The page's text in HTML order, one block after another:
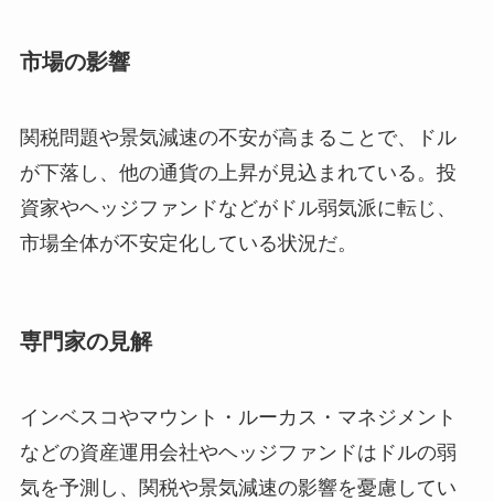
市場の影響
関税問題や景気減速の不安が高まることで、ドル
が下落し、他の通貨の上昇が見込まれている。投
資家やヘッジファンドなどがドル弱気派に転じ、
市場全体が不安定化している状況だ。
専門家の見解
インベスコやマウント・ルーカス・マネジメント
などの資産運用会社やヘッジファンドはドルの弱
気を予測し、関税や景気減速の影響を憂慮してい